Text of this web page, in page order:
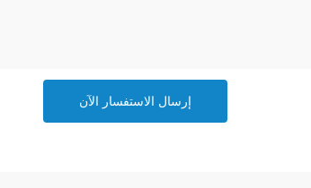
إرسال الاستفسار الآن